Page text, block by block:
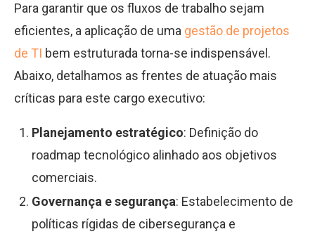
Para garantir que os fluxos de trabalho sejam
eficientes, a aplicação de uma gestão de projetos
de TI bem estruturada torna-se indispensável.
Abaixo, detalhamos as frentes de atuação mais
críticas para este cargo executivo:
Planejamento estratégico: Definição do
roadmap tecnológico alinhado aos objetivos
comerciais.
Governança e segurança: Estabelecimento de
políticas rígidas de cibersegurança e